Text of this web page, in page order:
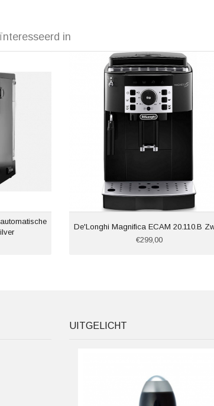
in
De'Longhi Magnifica ECAM 20.110.B
€299,00
UITGELICHT